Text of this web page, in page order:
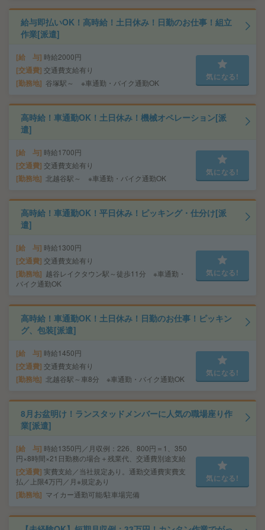
給与即払いOK！高時給！土日休み！日勤のお仕事！組立
作業[派遣]
給 与 時給2000円
交通費 交通費支給有り
勤務地 谷塚駅～ ※車通勤・バイク通勤OK
気になる!
高時給！車通勤OK！土日休み！機械オペレーション[派
遣]
給 与 時給1700円
交通費 交通費支給有り
勤務地 北越谷駅～ ※車通勤・バイク通勤OK
気になる!
高時給！車通勤OK！平日休み！ピッキング・仕分け[派
遣]
給 与 時給1300円
交通費 交通費支給有り
勤務地
越谷レイクタウン駅～徒歩11分 ※車通勤・
バイク通勤OK
気になる!
高時給！車通勤OK！土日休み！日勤のお仕事！ピッキン
グ、包装[派遣]
給 与 時給1450円
交通費 交通費支給有り
勤務地 北越谷駅～車8分 ※車通勤・バイク通勤OK
気になる!
8月お盆明け！ランスタッドメンバーに人気の職場座り作
業[派遣]
給 与 時給1350円／月収例：226、800円＝1、350
円×8時間×21日勤務の場合＋残業代、交通費別途支給
交通費 実費支給／当社規定あり。通勤交通費実費支
払／上限4万円／月※規定あり
勤務地 マイカー通勤可能/駐車場完備
気になる!